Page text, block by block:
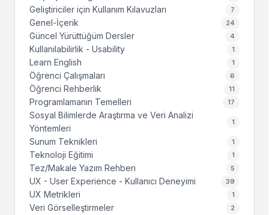
Geliştiriciler için Kullanım Kılavuzları 7
Genel-İçerik 24
Güncel Yürüttüğüm Dersler 4
Kullanılabilirlik - Usability 1
Learn English 1
Öğrenci Çalışmaları 6
Öğrenci Rehberlik 11
Programlamanın Temelleri 17
Sosyal Bilimlerde Araştırma ve Veri Analizi
Yöntemleri
1
Sunum Teknikleri 1
Teknoloji Eğitimi 1
Tez/Makale Yazım Rehberi 5
UX - User Experience - Kullanıcı Deneyimi 39
UX Metrikleri 1
Veri Görselleştirmeler 2